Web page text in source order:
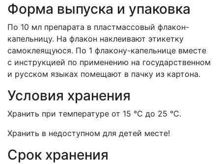
Форма выпуска и упаковка
По 10 мл препарата в пластмассовый флакон-
капельницу. На флакон наклеивают этикетку
самоклеящуюся. По 1 флакону-капельнице вместе
с инструкцией по применению на государственном
и русском языках помещают в пачку из картона.
Условия хранения
Хранить при температуре от 15 °С до 25 °С.
Хранить в недоступном для детей месте!
Срок хранения